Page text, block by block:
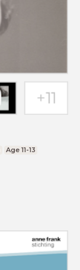
Age 11-13